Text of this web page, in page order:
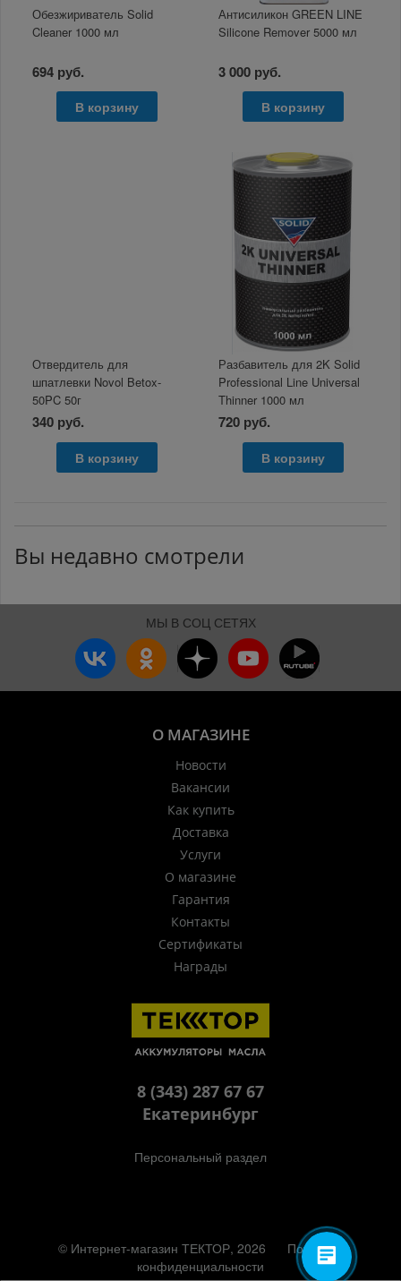
Обезжириватель Solid
Cleaner 1000 мл
694 руб.
В корзину
Антисиликон GREEN LINE
Silicone Remover 5000 мл
3 000 руб.
В корзину
Отвердитель для
шпатлевки Novol Betox-
50PC 50г
340 руб.
В корзину
Разбавитель для 2K Solid
Professional Line Universal
Thinner 1000 мл
720 руб.
В корзину
Вы недавно смотрели
МЫ В СОЦ СЕТЯХ
О МАГАЗИНЕ
Новости
Вакансии
Как купить
Доставка
Услуги
О магазине
Гарантия
Контакты
Сертификаты
Награды
8 (343) 287 67 67
Екатеринбург
Персональный раздел
© Интернет-магазин ТЕКТОР, 2026
Политика
конфиденциальности